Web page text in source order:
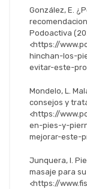
González, E.
Podoactiva
<https://
hinchan-los-
evitar-este-
Mondelo, L.
consejos y
<https://
en-pies-y-
mejorar-este-
Junquera, I.
masaje para
<https://